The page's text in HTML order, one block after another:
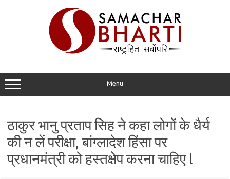
Menu
ठाकुर भानु प्रताप सिह ने कहा लोगों के धैर्य
की न लें परीक्षा, बांग्लादेश हिंसा पर
प्रधानमंत्री को हस्तक्षेप करना चाहिए l